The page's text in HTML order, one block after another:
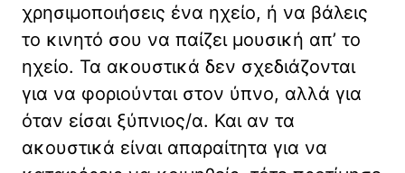
χρησιμοποιήσεις ένα ηχείο, ή να βάλεις
το κινητό σου να παίζει μουσική απ’ το
ηχείο. Τα ακουστικά δεν σχεδιάζονται
για να φοριούνται στον ύπνο, αλλά για
όταν είσαι ξύπνιος/α. Και αν τα
ακουστικά είναι απαραίτητα για να